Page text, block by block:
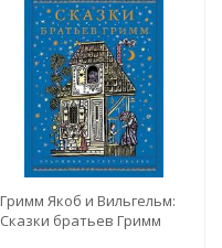
Гримм Якоб и Вильгельм:
Сказки братьев Гримм